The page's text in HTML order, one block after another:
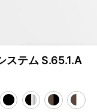
ステム S.65.1.A